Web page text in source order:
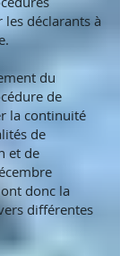
les déclarants à
du
de
la continuité
de
et de
donc la
différentes